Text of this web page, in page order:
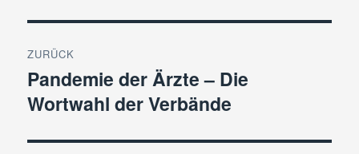
ZURÜCK
Vorheriger
Beitrag:
Pandemie der Ärzte – Die
Wortwahl der Verbände